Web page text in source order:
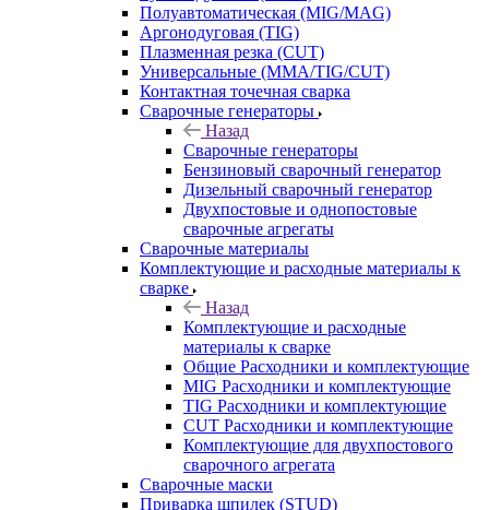
Полуавтоматическая (MIG/MAG)
Аргонодуговая (TIG)
Плазменная резка (CUT)
Универсальные (MMA/TIG/CUT)
Контактная точечная сварка
Сварочные генераторы
Назад
Сварочные генераторы
Бензиновый сварочный генератор
Дизельный сварочный генератор
Двухпостовые и однопостовые
сварочные агрегаты
Сварочные материалы
Комплектующие и расходные материалы к
сварке
Назад
Комплектующие и расходные
материалы к сварке
Общие Расходники и комплектующие
MIG Расходники и комплектующие
TIG Расходники и комплектующие
CUT Расходники и комплектующие
Комплектующие для двухпостового
сварочного агрегата
Сварочные маски
Приварка шпилек (STUD)